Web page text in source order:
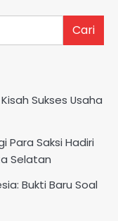
Cari
Sukses Usaha
Para Saksi Hadiri
Selatan
Bukti Baru Soal